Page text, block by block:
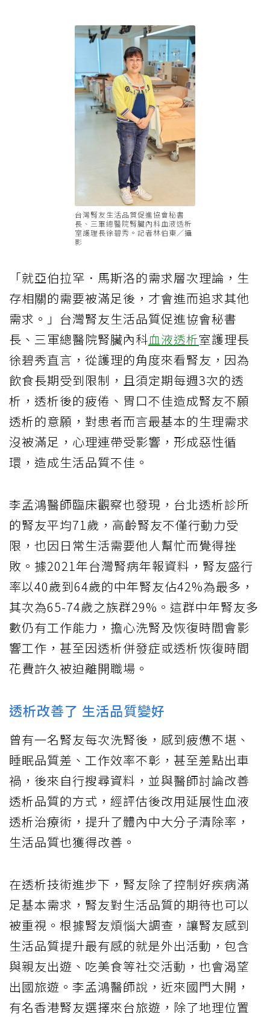
台灣腎友生活品質促進協會秘書
長、三軍總醫院腎臟內科血液透析
室護理長徐碧秀。記者林伯東／攝
影
「就亞伯拉罕．馬斯洛的需求層次理論，生
存相關的需要被滿足後，才會進而追求其他
需求。」台灣腎友生活品質促進協會秘書
長、三軍總醫院腎臟內科血液透析室護理長
徐碧秀直言，從護理的角度來看腎友，因為
飲食長期受到限制，且須定期每週3次的透
析，透析後的疲倦、胃口不佳造成腎友不願
透析的意願，對患者而言最基本的生理需求
沒被滿足，心理連帶受影響，形成惡性循
環，造成生活品質不佳。
李孟鴻醫師臨床觀察也發現，台北透析診所
的腎友平均71歲，高齡腎友不僅行動力受
限，也因日常生活需要他人幫忙而覺得挫
敗。據2021年台灣腎病年報資料，腎友盛行
率以40歲到64歲的中年腎友佔42%為最多，
其次為65-74歲之族群29%。這群中年腎友多
數仍有工作能力，擔心洗腎及恢復時間會影
響工作，甚至因透析併發症或透析恢復時間
花費許久被迫離開職場。
透析改善了 生活品質變好
曾有一名腎友每次洗腎後，感到疲憊不堪、
睡眠品質差、工作效率不彰，甚至差點出車
禍，後來自行搜尋資料，並與醫師討論改善
透析品質的方式，經評估後改用延展性血液
透析治療術，提升了體內中大分子清除率，
生活品質也獲得改善。
在透析技術進步下，腎友除了控制好疾病滿
足基本需求，腎友對生活品質的期待也可以
被重視。根據腎友煩惱大調查，讓腎友感到
生活品質提升最有感的就是外出活動，包含
與親友出遊、吃美食等社交活動，也會渴望
出國旅遊。李孟鴻醫師說，近來國門大開，
有名香港腎友選擇來台旅遊，除了地理位置